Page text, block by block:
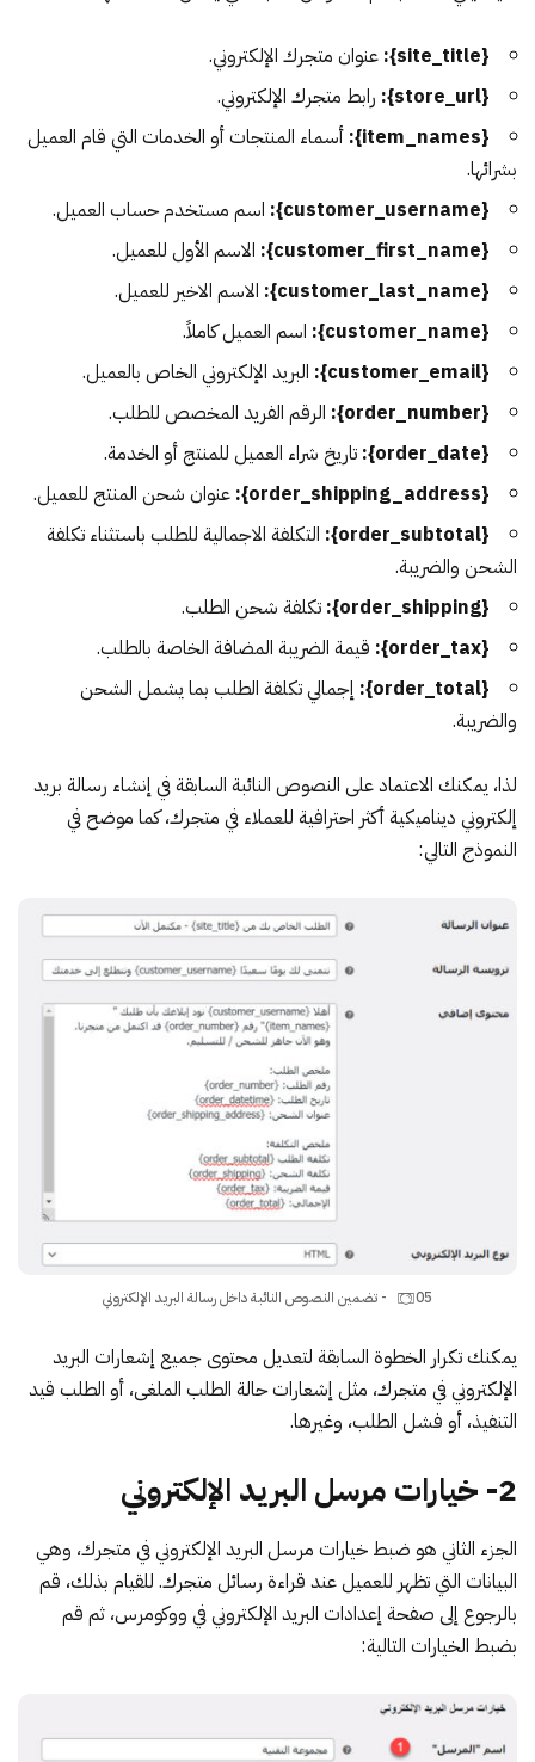
{site_title}:
عنوان متجرك الإلكتروني.
{store_url}:
رابط متجرك الإلكتروني.
{item_names}:
أسماء المنتجات أو الخدمات التي قام العميل
بشرائها.
{customer_username}:
اسم مستخدم حساب العميل.
{customer_first_name}:
الاسم الأول للعميل.
{customer_last_name}:
الاسم الاخير للعميل.
{customer_name}:
اسم العميل كاملاً.
{customer_email}:
البريد الإلكتروني الخاص بالعميل.
{order_number}:
الرقم الفريد المخصص للطلب.
{order_date}:
تاريخ شراء العميل للمنتج أو الخدمة.
{order_shipping_address}:
عنوان شحن المنتج للعميل.
{order_subtotal}:
التكلفة الاجمالية للطلب باستثناء تكلفة
الشحن والضريبة.
{order_shipping}:
تكلفة شحن الطلب.
{order_tax}:
قيمة الضريبة المضافة الخاصة بالطلب.
{order_total}:
إجمالي تكلفة الطلب بما يشمل الشحن
والضريبة.
لذا، يمكنك الاعتماد على النصوص النائبة السابقة في إنشاء رسالة بريد
إلكتروني ديناميكية أكثر احترافية للعملاء في متجرك، كما موضح في
النموذج التالي:
05 - تضمين النصوص النائبة داخل رسالة البريد الإلكتروني
يمكنك تكرار الخطوة السابقة لتعديل محتوى جميع إشعارات البريد
الإلكتروني في متجرك، مثل إشعارات حالة الطلب الملغى، أو الطلب قيد
التنفيذ، أو فشل الطلب، وغيرها.
2- خيارات مرسل البريد الإلكتروني
الجزء الثاني هو ضبط خيارات مرسل البريد الإلكتروني في متجرك، وهي
البيانات التي تظهر للعميل عند قراءة رسائل متجرك. للقيام بذلك، قم
بالرجوع إلى صفحة إعدادات البريد الإلكتروني في ووكومرس، ثم قم
بضبط الخيارات التالية: